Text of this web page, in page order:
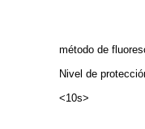
método de
Nivel de
<10s>